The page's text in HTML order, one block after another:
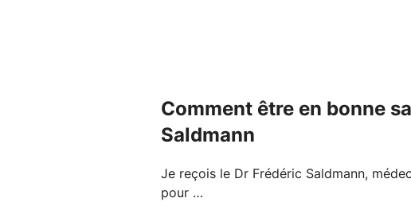
Comment être en bonne
Saldmann
Je reçois le Dr Frédéric Saldmann,
pour …